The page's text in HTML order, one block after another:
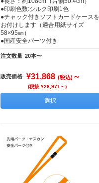
●印刷色数:シルク印刷1色
●チャック付きソフトカードケースを
お付けします（適合用紙サイズ
58×95㎜）
●国産安全パーツ付き
注文数量 20本〜
販売価格 ¥31,868 (税込) ～
(税抜 ¥28,971～)
選択